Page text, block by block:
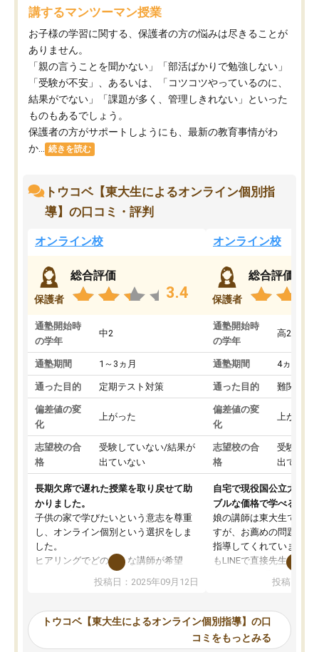
講するマンツーマン授業
お子様の学習に関する、保護者の方の悩みは尽きることが
ありません。
「親の言うことを聞かない」「部活ばかりで勉強しない」
「受験が不安」、あるいは、「コツコツやっているのに、
結果がでない」「課題が多く、管理しきれない」といった
ものもあるでしょう。
保護者の方がサポートしようにも、最新の教育事情がわ
か...
続きを読む
トウコベ【東大生によるオンライン個別指
導】の口コミ・評判
オンライン校
保護者
総合評価
3.4
通塾開始時
の学年
中2
通塾期間 1～3ヵ月
通った目的 定期テスト対策
偏差値の変
化
上がった
志望校の合
格
受験していない/結果が
出ていない
長期欠席で遅れた授業を取り戻せて助
かりました。
子供の家で学びたいという意志を尊重
し、オンライン個別という選択をしま
した。
ヒアリングでどのような講師が希望
か、オプションは付帯するかなど選ぶ
事が出来ました。
ーティングを行い、その講師で良いか
見てから講師を決定する事ができま
投稿日：2025年09月12日
オンライン校
保護者
総合評価
通塾開始時
の学年
高2
通塾期間 4ヵ月～1
通った目的 難関私立
偏差値の変
化
上がった
志望校の合
格
受験して
出ていな
自宅で現役国公立大学生
ブルな価格で学べる
娘の講師は東大生では無
すが、お薦めの問題集や
指導してくれています。
もLINEで直接先生に質問
めれるので、個人に合
いなのがあり(有料)、受
ことをどんなスケジュー
くか相談したのですが、
投稿日：
トウコベ【東大生によるオンライン個別指導】の口
コミをもっとみる